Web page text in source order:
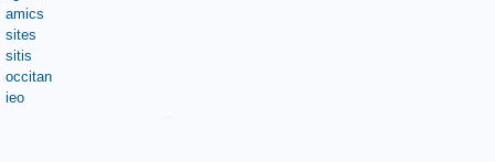
amics
sites
sitis
occitan
ieo